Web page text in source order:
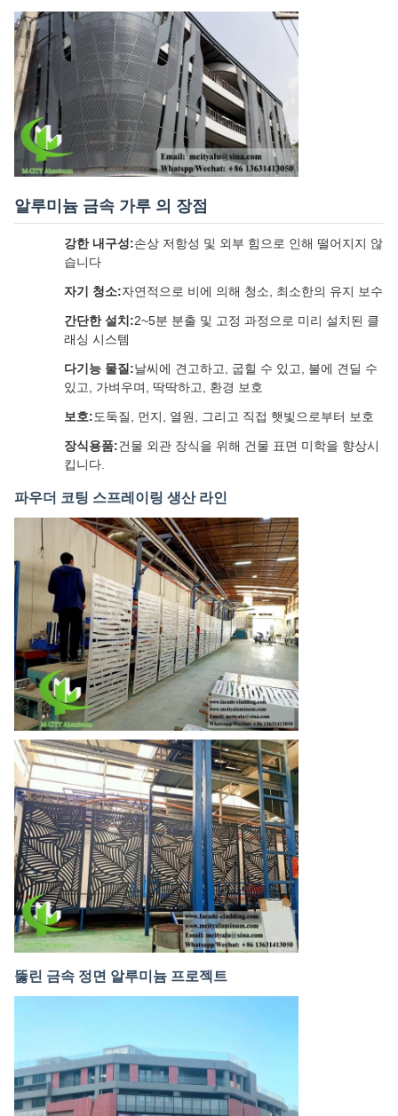
알루미늄 금속 가루 의 장점
강한 내구성:손상 저항성 및 외부 힘으로 인해 떨어지지 않
습니다
자기 청소:자연적으로 비에 의해 청소, 최소한의 유지 보수
간단한 설치:2~5분 분출 및 고정 과정으로 미리 설치된 클
래싱 시스템
다기능 물질:날씨에 견고하고, 굽힐 수 있고, 불에 견딜 수
있고, 가벼우며, 딱딱하고, 환경 보호
보호:도둑질, 먼지, 열원, 그리고 직접 햇빛으로부터 보호
장식용품:건물 외관 장식을 위해 건물 표면 미학을 향상시
킵니다.
파우더 코팅 스프레이링 생산 라인
뚫린 금속 정면 알루미늄 프로젝트